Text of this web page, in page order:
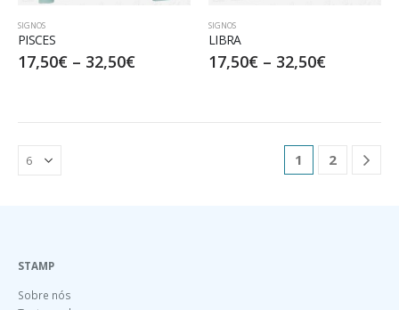
SIGNOS
PISCES
17,50€ – 32,50€
SIGNOS
LIBRA
17,50€ – 32,50€
1 2
STAMP
Sobre nós